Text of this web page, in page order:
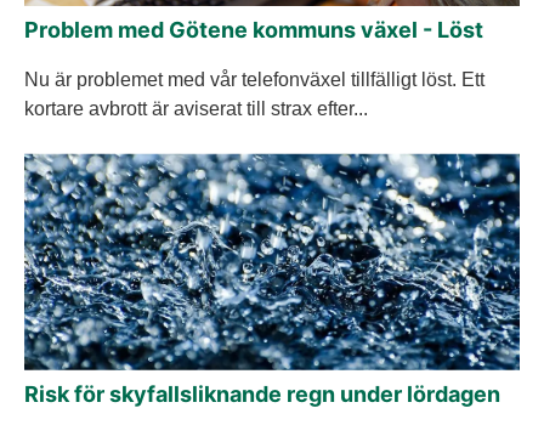
Problem med Götene kommuns växel - Löst
Nu är problemet med vår telefonväxel tillfälligt löst. Ett
kortare avbrott är aviserat till strax efter...
Risk för skyfallsliknande regn under lördagen